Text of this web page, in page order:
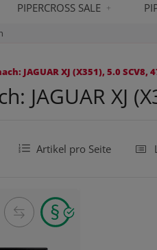
PIPERCROSS SALE
JAGUAR XJ (X351), 5.0 SCV8,
JAGUAR XJ
Artikel pro Seite